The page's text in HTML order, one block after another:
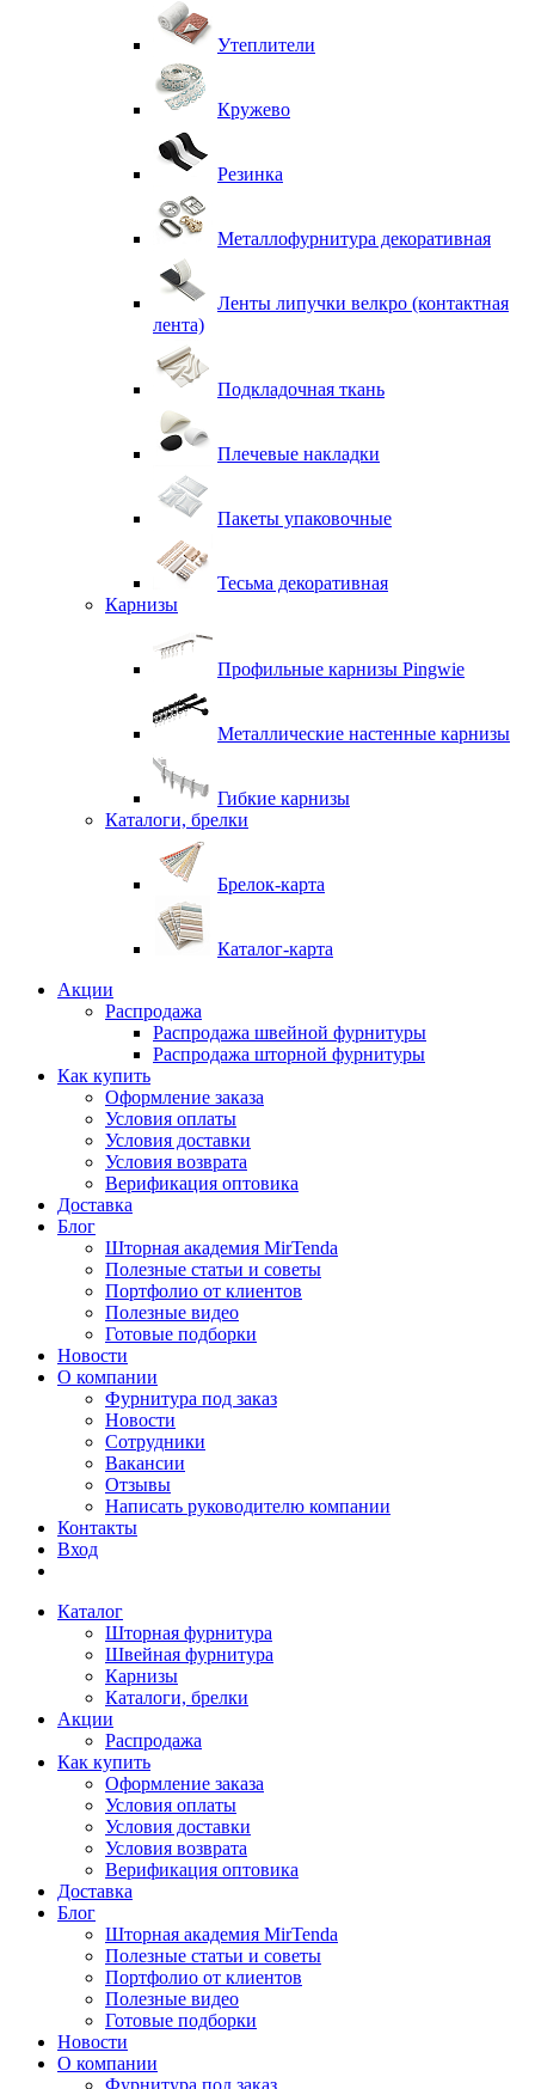
Утеплители
Кружево
Резинка
Металлофурнитура декоративная
Ленты липучки велкро (контактная
лента)
Подкладочная ткань
Плечевые накладки
Пакеты упаковочные
Тесьма декоративная
Карнизы
Профильные карнизы Pingwie
Металлические настенные карнизы
Гибкие карнизы
Каталоги, брелки
Брелок-карта
Каталог-карта
Акции
Распродажа
Распродажа швейной фурнитуры
Распродажа шторной фурнитуры
Как купить
Оформление заказа
Условия оплаты
Условия доставки
Условия возврата
Верификация оптовика
Доставка
Блог
Шторная академия MirTenda
Полезные статьи и советы
Портфолио от клиентов
Полезные видео
Готовые подборки
Новости
О компании
Фурнитура под заказ
Новости
Сотрудники
Вакансии
Отзывы
Написать руководителю компании
Контакты
Вход
Каталог
Шторная фурнитура
Швейная фурнитура
Карнизы
Каталоги, брелки
Акции
Распродажа
Как купить
Оформление заказа
Условия оплаты
Условия доставки
Условия возврата
Верификация оптовика
Доставка
Блог
Шторная академия MirTenda
Полезные статьи и советы
Портфолио от клиентов
Полезные видео
Готовые подборки
Новости
О компании
Фурнитура под заказ